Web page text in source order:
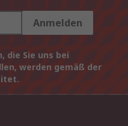
Anmelden
die Sie uns bei
werden gemäß der